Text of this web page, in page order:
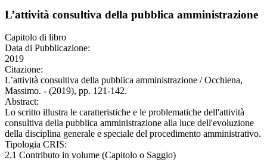
L’attività consultiva della pubblica amministrazione
Capitolo di libro
Data di Pubblicazione:
2019
Citazione:
L’attività consultiva della pubblica amministrazione / Occhiena,
Massimo. - (2019), pp. 121-142.
Abstract:
Lo scritto illustra le caratteristiche e le problematiche dell'attività
consultiva della pubblica amministrazione alla luce dell'evoluzione
della disciplina generale e speciale del procedimento amministrativo.
Tipologia CRIS:
2.1 Contributo in volume (Capitolo o Saggio)